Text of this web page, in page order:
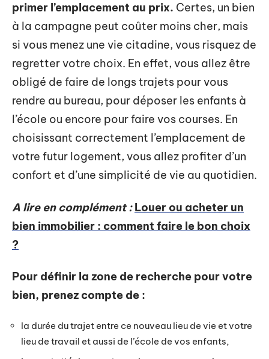
primer l’emplacement au prix. Certes, un bien
à la campagne peut coûter moins cher, mais
si vous menez une vie citadine, vous risquez de
regretter votre choix. En effet, vous allez être
obligé de faire de longs trajets pour vous
rendre au bureau, pour déposer les enfants à
l’école ou encore pour faire vos courses. En
choisissant correctement l’emplacement de
votre futur logement, vous allez profiter d’un
confort et d’une simplicité de vie au quotidien.
A lire en complément : Louer ou acheter un
bien immobilier : comment faire le bon choix
?
Pour définir la zone de recherche pour votre
bien, prenez compte de :
la durée du trajet entre ce nouveau lieu de vie et votre
lieu de travail et aussi de l’école de vos enfants,